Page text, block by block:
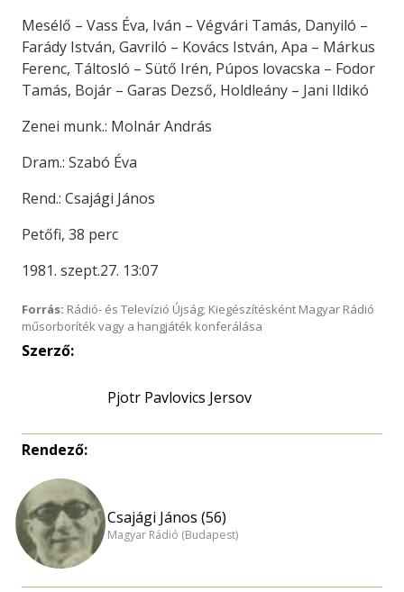
Mesélő – Vass Éva, Iván – Végvári Tamás, Danyiló –
Farády István, Gavriló – Kovács István, Apa – Márkus
Ferenc, Táltosló – Sütő Irén, Púpos lovacska – Fodor
Tamás, Bojár – Garas Dezső, Holdleány – Jani Ildikó
Zenei munk.: Molnár András
Dram.: Szabó Éva
Rend.: Csajági János
Petőfi, 38 perc
1981. szept.27. 13:07
Forrás: Rádió- és Televízió Újság; Kiegészítésként Magyar Rádió
műsorboríték vagy a hangjáték konferálása
Szerző:
Pjotr Pavlovics Jersov
Rendező:
Csajági János (56)
Magyar Rádió (Budapest)